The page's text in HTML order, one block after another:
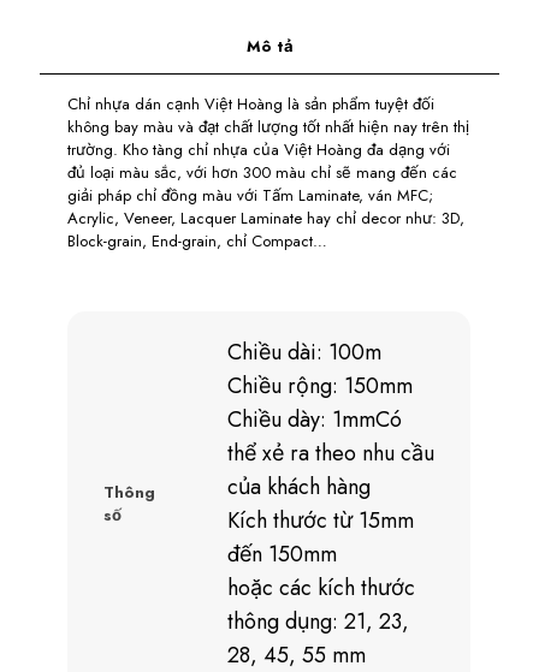
Mô tả
Chỉ nhựa dán cạnh Việt Hoàng là sản phẩm tuyệt đối
không bay màu và đạt chất lượng tốt nhất hiện nay trên thị
trường. Kho tàng chỉ nhựa của Việt Hoàng đa dạng với
đủ loại màu sắc, với hơn 300 màu chỉ sẽ mang đến các
giải pháp chỉ đồng màu với Tấm Laminate, ván MFC;
Acrylic, Veneer, Lacquer Laminate hay chỉ decor như: 3D,
Block-grain, End-grain, chỉ Compact…
Thông
số
Chiều dài: 100m
Chiều rộng: 150mm
Chiều dày: 1mmCó
thể xẻ ra theo nhu cầu
của khách hàng
Kích thước từ 15mm
đến 150mm
hoặc các kích thước
thông dụng: 21, 23,
28, 45, 55 mm